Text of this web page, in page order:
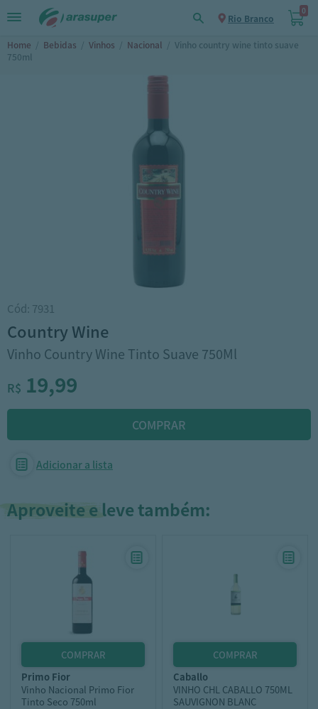
Rio Branco
0
Home / Bebidas / Vinhos / Nacional / Vinho country wine tinto suave
750ml
Cód: 7931
country wine
Vinho Country Wine Tinto Suave 750Ml
R$ 19,99
Adicionar a lista
Aproveite e leve também:
primo fior
Vinho Nacional Primo Fior
Tinto Seco 750ml
caballo
VINHO CHL CABALLO 750ML
SAUVIGNON BLANC